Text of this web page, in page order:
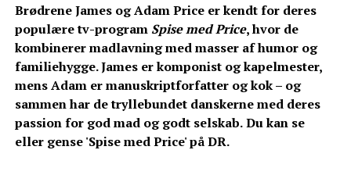
Brødrene James og Adam Price er kendt for deres
populære tv-program Spise med Price, hvor de
kombinerer madlavning med masser af humor og
familiehygge. James er komponist og kapelmester,
mens Adam er manuskriptforfatter og kok – og
sammen har de tryllebundet danskerne med deres
passion for god mad og godt selskab.Du kan se
eller gense 'Spise med Price' på DR.